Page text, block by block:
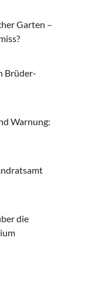
Garten –
Brüder-
Warnung:
die